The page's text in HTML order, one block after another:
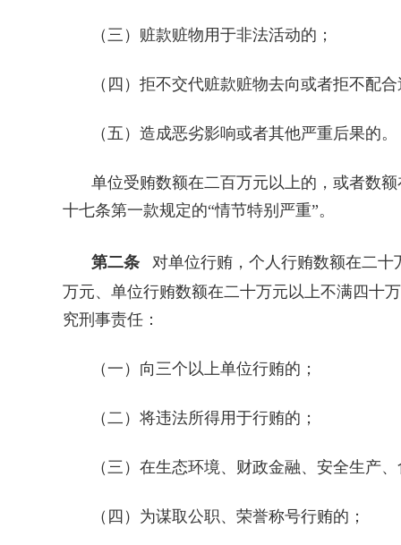
（三）赃款赃物用于非法活动的；
（四）拒不交代赃款赃物去向或者拒不配
（五）造成恶劣影响或者其他严重后果的。
单位受贿数额在二百万元以上的，或者数
十七条第一款规定的“情节特别严重”。
第二条
对单位行贿，个人行贿数额在二
万元、单位行贿数额在二十万元以上不满四十
究刑事责任：
（一）向三个以上单位行贿的；
（二）将违法所得用于行贿的；
（三）在生态环境、财政金融、安全生产
（四）为谋取公职、荣誉称号行贿的；